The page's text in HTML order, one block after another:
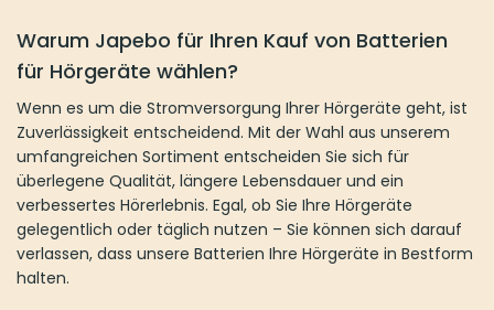
Warum Japebo für Ihren Kauf von Batterien
für Hörgeräte wählen?
Wenn es um die Stromversorgung Ihrer Hörgeräte geht, ist
Zuverlässigkeit entscheidend. Mit der Wahl aus unserem
umfangreichen Sortiment entscheiden Sie sich für
überlegene Qualität, längere Lebensdauer und ein
verbessertes Hörerlebnis. Egal, ob Sie Ihre Hörgeräte
gelegentlich oder täglich nutzen – Sie können sich darauf
verlassen, dass unsere Batterien Ihre Hörgeräte in Bestform
halten.